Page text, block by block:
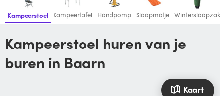
Kampeerstoel Kampeertafel Handpomp Slaapmatje Winterslaapzak
Kampeerstoel huren van je
buren in Baarn
Kaart